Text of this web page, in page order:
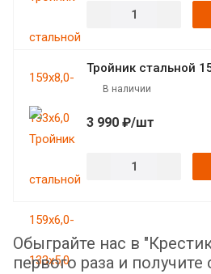
Тройник стальной
В наличии
3 990 ₽/шт
Обыграйте нас в
первого раза и получите